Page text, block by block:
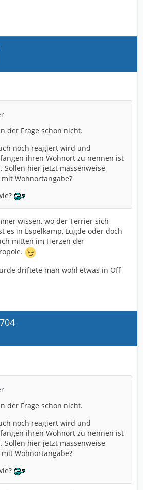
der Frage schon nicht.
noch reagiert wird und
ihren Wohnort zu nennen ist
Sollen hier jetzt massenweise
Wohnortangabe?
wissen, wo der Terrier sich
es in Espelkamp, Lügde oder doch
mitten im Herzen der
driftete man wohl etwas in Off
der Frage schon nicht.
noch reagiert wird und
ihren Wohnort zu nennen ist
Sollen hier jetzt massenweise
Wohnortangabe?